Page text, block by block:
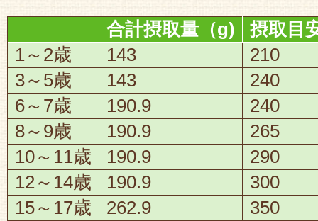
合計摂取量（g)
摂取目
1～2歳
143
210
3～5歳
143
240
6～7歳
190.9
240
8～9歳
190.9
265
10～11歳
190.9
290
12～14歳
190.9
300
15～17歳
262.9 350